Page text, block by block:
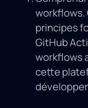
workflows.
principes
GitHub
workflows
cette